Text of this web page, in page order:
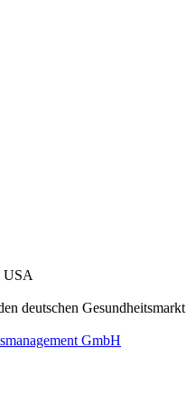
USA
deutschen Gesundheitsmarkt
GmbH